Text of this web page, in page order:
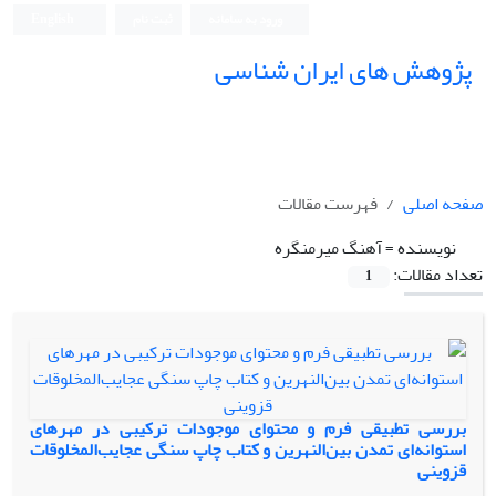
پژوهش های ایران شناسی
صفحه اصلی
فهرست مقالات
نویسنده =آهنگ میرمنگره
تعداد مقالات:
1
بررسی تطبیقی فرم و محتوای موجودات ترکیبی در مهرهای
استوانه‌ای تمدن بین‌النهرین و کتاب چاپ سنگی عجایب‌المخلوقات
قزوینی